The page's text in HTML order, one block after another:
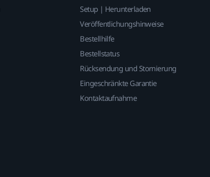
Setup | Herunterladen
Veröffentlichungshinweise
Bestellhilfe
Bestellstatus
Rücksendung und Stornierung
Eingeschränkte Garantie
Kontaktaufnahme